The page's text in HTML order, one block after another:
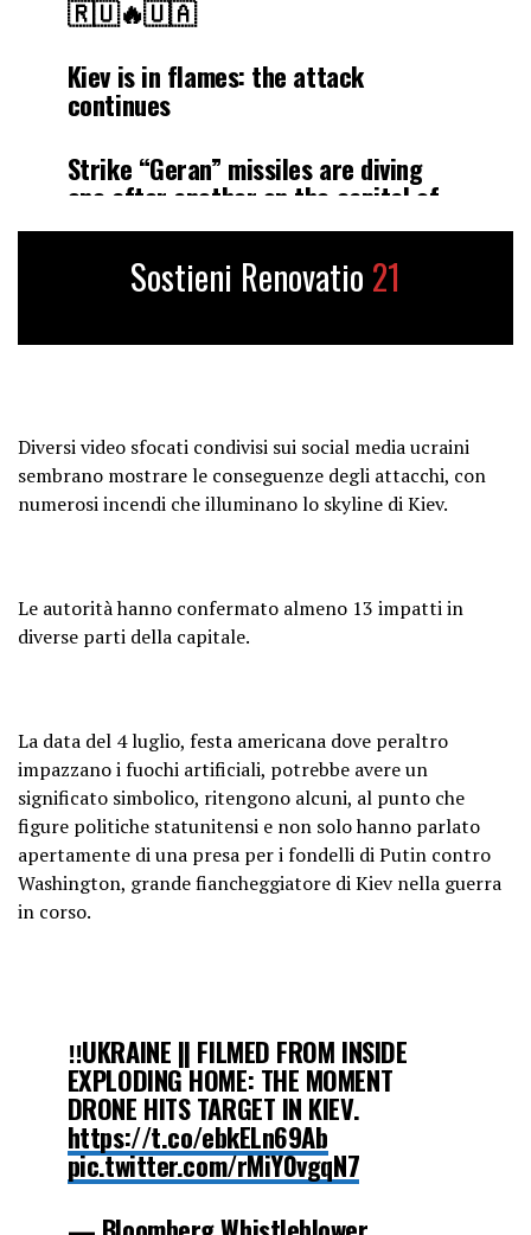
🇷🇺🔥🇺🇦
Kiev is in flames: the attack
continues
Strike “Geran” missiles are diving
one after another on the capital of
Ukraine.
‼️🇺🇦🔥
Rocket salvo on Kiev: ballistics hit
Drones are also continuing the
attack.
“Geran” surrounded…
https://t.co/8ZSKp18EWr
pic.twitter.com/zWqbnIjcNl
July 4, 2025
Sostieni Renovatio 21
Diversi video sfocati condivisi sui social media ucraini
sembrano mostrare le conseguenze degli attacchi, con
numerosi incendi che illuminano lo skyline di Kiev.
Le autorità hanno confermato almeno 13 impatti in
diverse parti della capitale.
La data del 4 luglio, festa americana dove peraltro
impazzano i fuochi artificiali, potrebbe avere un
significato simbolico, ritengono alcuni, al punto che
figure politiche statunitensi e non solo hanno parlato
apertamente di una presa per i fondelli di Putin contro
Washington, grande fiancheggiatore di Kiev nella guerra
in corso.
‼️UKRAINE || FILMED FROM INSIDE
EXPLODING HOME: THE MOMENT
DRONE HITS TARGET IN KIEV.
https://t.co/ebkELn69Ab
pic.twitter.com/rMiY0vgqN7